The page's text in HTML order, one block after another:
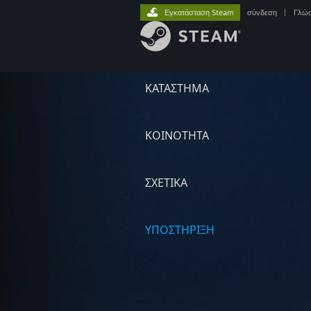
ΚΑΤΑΣΤΗΜΑ
ΚΟΙΝΟΤΗΤΑ
ΣΧΕΤΙΚΆ
ΥΠΟΣΤΗΡΙΞΗ
Εγκατάσταση Steam σύνδεση